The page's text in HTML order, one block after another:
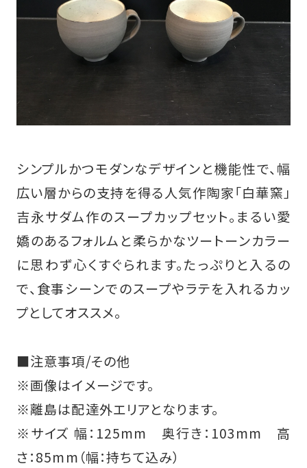
シンプルかつモダンなデザインと機能性で、幅
広い層からの支持を得る人気作陶家「白華窯」
吉永サダム作のスープカップセット。まるい愛
嬌のあるフォルムと柔らかなツートーンカラー
に思わず心くすぐられます。たっぷりと入るの
で、食事シーンでのスープやラテを入れるカッ
プとしてオススメ。
■注意事項/その他
※画像はイメージです。
※離島は配達外エリアとなります。
※サイズ 幅：125mm 奥行き：103mm 高
さ：85mm（幅：持ちて込み）